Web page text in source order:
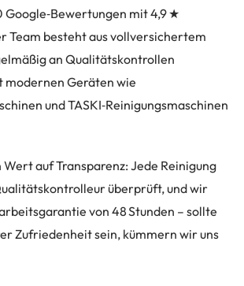
mit 4,9 ★
Team besteht aus vollversichertem
an Qualitätskontrollen
Geräten wie
und TASKI‑Reinigungsmaschinen
auf Transparenz: Jede Reinigung
überprüft, und wir
von 48 Stunden – sollte
Zufriedenheit sein, kümmern wir uns